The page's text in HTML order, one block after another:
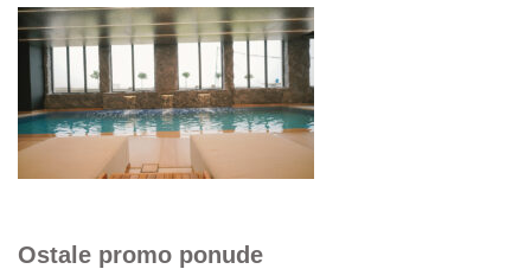
Ostale promo ponude